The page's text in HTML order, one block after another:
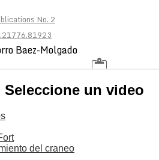
Seleccione un video
del craneo